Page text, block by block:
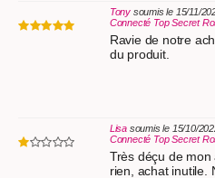
Tonysoumis le 15/11/
Connecté Top Secret
Ravie de notre
du produit.
Lisasoumis le 15/10/
Connecté Top Secret
Très déçu de
rien, achat inutile.